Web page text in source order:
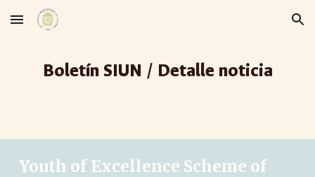
Skip to main content Skip to navigation
Boletín SIUN / Detalle noticia
Youth of Excellence Scheme of